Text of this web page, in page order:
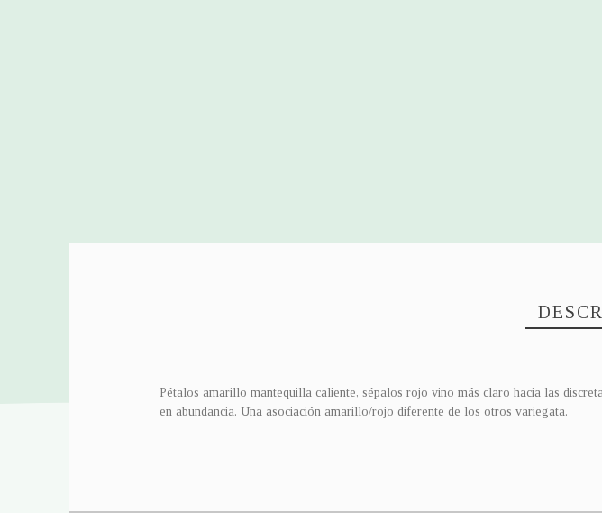
Pétalos amarillo mantequilla caliente, sépalos rojo vino más claro hacia las
en abundancia. Una asociación amarillo/rojo diferente de los otros variegata.